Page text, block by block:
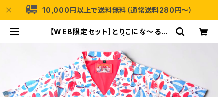
10,000円以上で送料無料（通常送料280円〜）
【WEB限定セット】とりこにな〜るセ